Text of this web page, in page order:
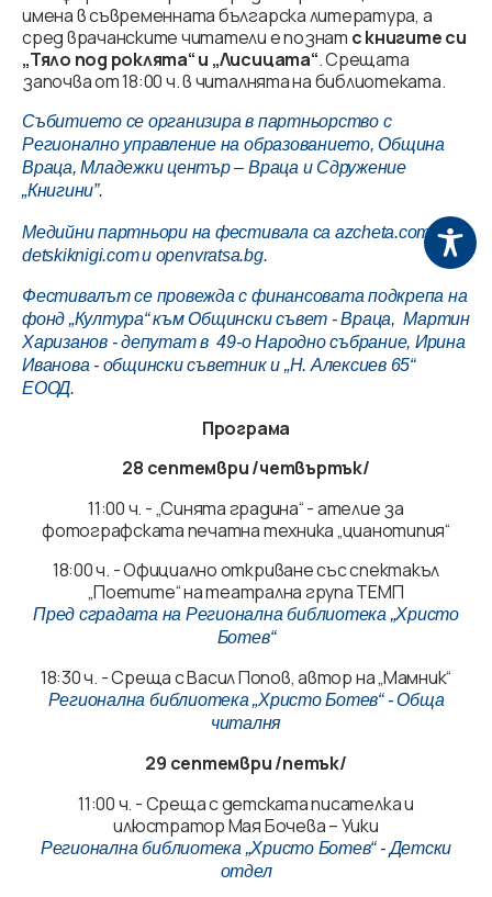
имена в съвременната българска литература, а
сред врачанските читатели е познат с книгите си
„Тяло под роклята“ и „Лисицата“. Срещата
започва от 18:00 ч. в читалнята на библиотеката.
Събитието се организира в партньорство с
Регионално управление на образованието, Община
Враца, Младежки център – Враца и Сдружение
„Книгини”.
Медийни партньори на фестивала са azcheta.com,
detskiknigi.comи openvratsa.bg.
Фестивалът се провежда с финансовата подкрепа на
фонд „Култура“ към Общински съвет - Враца, Мартин
Харизанов - депутат в 49-о Народно събрание, Ирина
Иванова - общински съветник и „Н. Алексиев 65“
ЕООД.
Програма
28 септември /четвъртък/
11:00 ч. - „Синята градина“ - ателие за
фотографската печатна техника „цианотипия“
18:00 ч. - Официално откриване със спектакъл
„Поетите“ на театрална група ТЕМП
Пред сградата на Регионална библиотека „Христо
Ботев“
18:30 ч. - Среща с Васил Попов, автор на „Мамник“
Регионална библиотека „Христо Ботев“ - Обща
читалня
29 септември /петък/
11:00 ч. - Среща с детската писателка и
илюстратор Мая Бочева – Уики
Регионална библиотека „Христо Ботев“ - Детски
отдел